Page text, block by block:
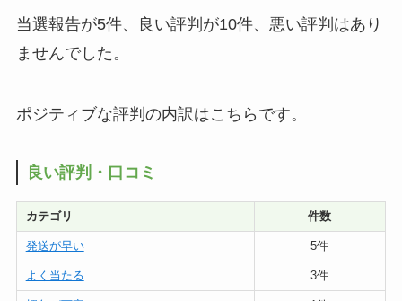
当選報告が5件、良い評判が10件、悪い評判はあり
ませんでした。
ポジティブな評判の内訳はこちらです。
良い評判・口コミ
カテゴリ 件数
発送が早い 5件
よく当たる 3件